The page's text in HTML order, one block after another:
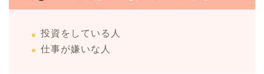
投資をしている人
仕事が嫌いな人